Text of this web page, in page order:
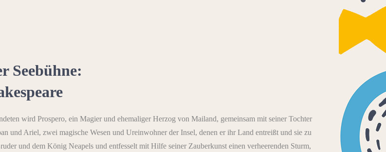
Seebühne:
wird Prospero, ein Magier und ehemaliger Herzog von Mailand, gemeinsam mit seiner Tochter
und Ariel, zwei magische Wesen und Ureinwohner der Insel, denen er ihr Land entreißt und sie zu
und dem König Neapels und entfesselt mit Hilfe seiner Zauberkunst einen verheerenden Sturm,